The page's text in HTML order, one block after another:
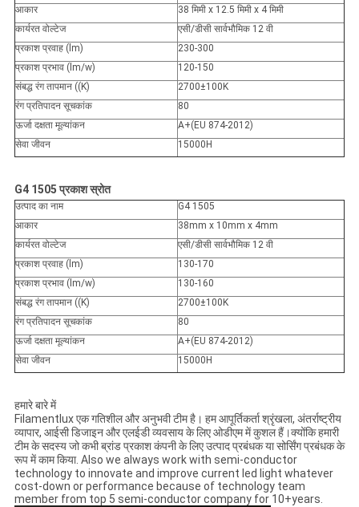
आकार
38 मिमी x 12.5 मिमी x 4 मिमी
कार्यरत वोल्टेज
एसी/डीसी सार्वभौमिक 12 वी
प्रकाश प्रवाह (lm)
230-300
प्रकाश प्रभाव (lm/w)
120-150
संबद्ध रंग तापमान ((K)
2700±100K
रंग प्रतिपादन सूचकांक
80
ऊर्जा दक्षता मूल्यांकन
A+(EU 874-2012)
सेवा जीवन
15000H
G4 1505 प्रकाश स्रोत
उत्पाद का नाम
G4 1505
आकार
38mm x 10mm x 4mm
कार्यरत वोल्टेज
एसी/डीसी सार्वभौमिक 12 वी
प्रकाश प्रवाह (lm)
130-170
प्रकाश प्रभाव (lm/w)
130-160
संबद्ध रंग तापमान ((K)
2700±100K
रंग प्रतिपादन सूचकांक
80
ऊर्जा दक्षता मूल्यांकन
A+(EU 874-2012)
सेवा जीवन
15000H
हमारे बारे में
Filamentlux एक गतिशील और अनुभवी टीम है। हम आपूर्तिकर्ता श्रृंखला, अंतर्राष्ट्रीय
व्यापार, आईसी डिजाइन और एलईडी व्यवसाय के लिए ओडीएम में कुशल हैं।क्योंकि हमारी
टीम के सदस्य जो कभी ब्रांड प्रकाश कंपनी के लिए उत्पाद प्रबंधक या सोर्सिंग प्रबंधक के
रूप में काम किया. Also we always work with semi-conductor
technology to innovate and improve current led light whatever
cost-down or performance because of technology team
member from top 5 semi-conductor company for 10+years.